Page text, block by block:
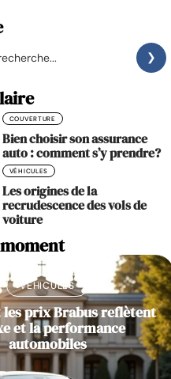
COUVERTURE
Bien choisir son assurance
auto : comment s’y prendre?
VÉHICULES
Les origines de la
recrudescence des vols de
voiture
VÉHICULES
les prix Brabus reflètent
et la performance
automobiles